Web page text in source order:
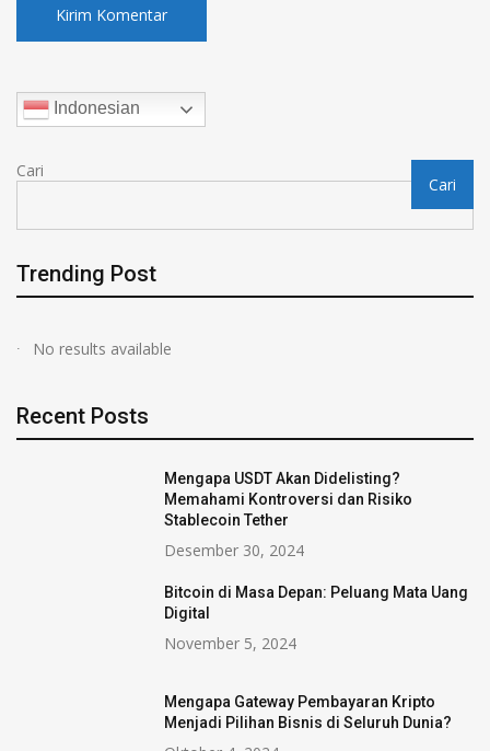
Indonesian
Cari
Cari
Trending Post
No results available
Recent Posts
Mengapa USDT Akan Didelisting?
Memahami Kontroversi dan Risiko
Stablecoin Tether
Desember 30, 2024
Bitcoin di Masa Depan: Peluang Mata Uang
Digital
November 5, 2024
Mengapa Gateway Pembayaran Kripto
Menjadi Pilihan Bisnis di Seluruh Dunia?